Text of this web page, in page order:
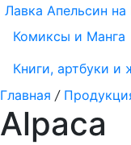
Лавка Апельсин
Комиксы и Манга
Книги, артбуки и
Главная /
Alpaca